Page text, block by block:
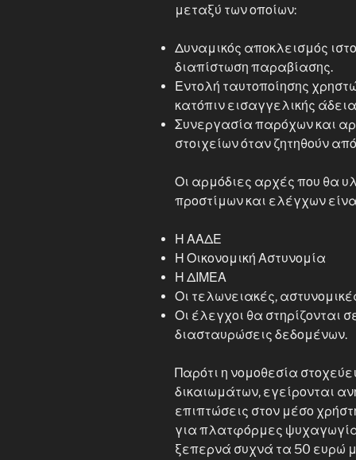
μεταξύ των οποίων:
Δυναμικός αποκλεισμός
διαπίστωση παραβίασης.
Εντολή ταυτοποίησης
κατόπιν εισαγγελικής
Συνεργασία παρόχων και
στοιχείων όταν ζητηθούν
Οι αρμόδιες αρχές που θα
προστίμων και ελέγχων
Η ΑΑΔΕ
Η Οικονομική Αστυνομία
Η ΔΙΜΕΑ
Οι τελωνειακές,
Οι έλεγχοι θα στηρίζονται
διασταυρώσεις δεδομένων.
Παρότι η νομοθεσία
δικαιωμάτων, εγείρονται
επιπτώσεις στον μέσο
για πλατφόρμες
ξεπερνά συχνά τα 50 ευρώ